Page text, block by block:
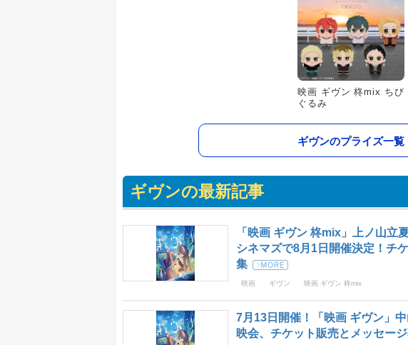
映画 ギヴン 柊mix ちび
ぐるみ
ギヴンのプライズ一覧
ギヴンの最新記事
「映画 ギヴン 柊mix」上ノ山立
シネマズで8月1日開催決定！チ
集
映画 ギヴン 映画 ギヴン 柊mix
7月13日開催！「映画 ギヴン」
映会、チケット販売とメッセー